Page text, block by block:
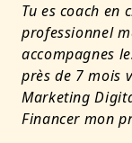
Tu es coach en
professionnel
accompagnes
près de 7 mois
Marketing
Financer mon